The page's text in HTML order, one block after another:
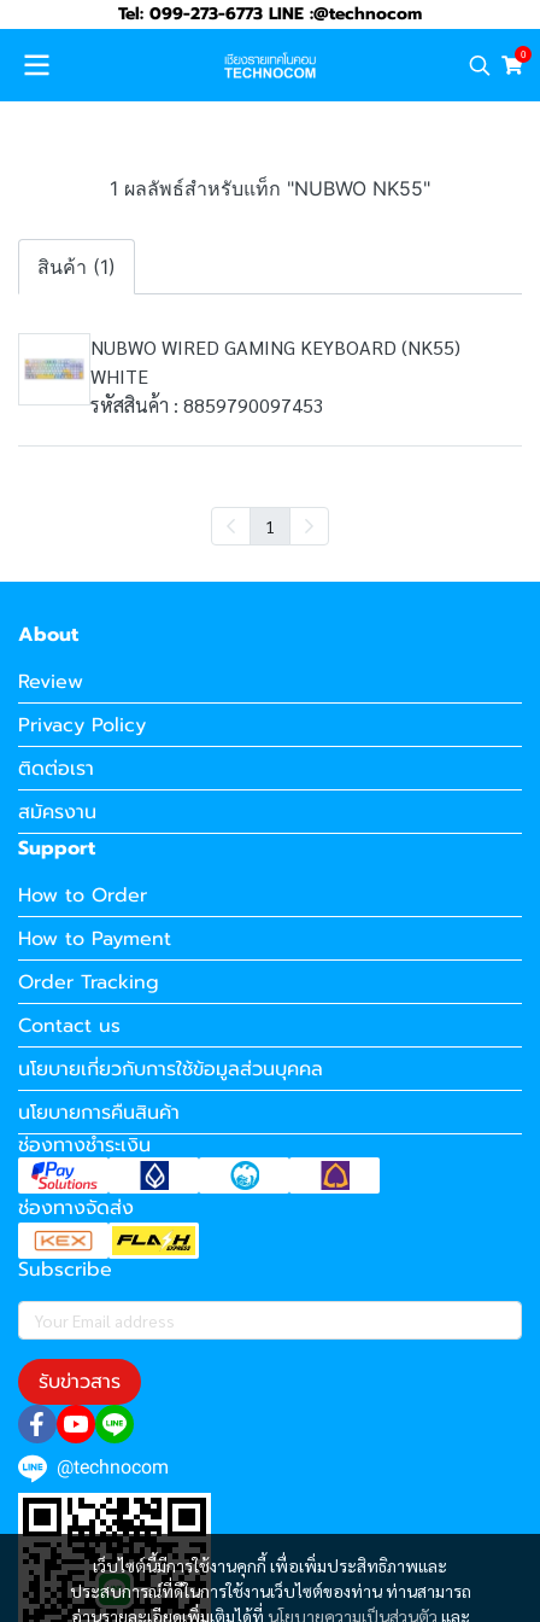
Tel: 099-273-6773 LINE :@technocom
0
1 ผลลัพธ์สำหรับแท็ก "NUBWO NK55"
สินค้า (1)
NUBWO WIRED GAMING KEYBOARD (NK55)
WHITE
รหัสสินค้า : 8859790097453
1
เว็บไซต์นี้มีการใช้งานคุกกี้ เพื่อเพิ่มประสิทธิภาพและ
ประสบการณ์ที่ดีในการใช้งานเว็บไซต์ของท่าน ท่านสามารถ
อ่านรายละเอียดเพิ่มเติมได้ที่ นโยบายความเป็นส่วนตัว และ
About
Review
Privacy Policy
ติดต่อเรา
สมัครงาน
Support
How to Order
How to Payment
Order Tracking
Contact us
นโยบายเกี่ยวกับการใช้ข้อมูลส่วนบุคคล
นโยบายการคืนสินค้า
ช่องทางชำระเงิน
ช่องทางจัดส่ง
Subscribe
รับข่าวสาร
@technocom